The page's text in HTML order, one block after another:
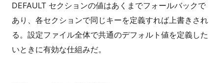
DEFAULT セクションの値はあくまでフォールバックで
あり、各セクションで同じキーを定義すれば上書きされ
る。設定ファイル全体で共通のデフォルト値を定義した
いときに有効な仕組みだ。